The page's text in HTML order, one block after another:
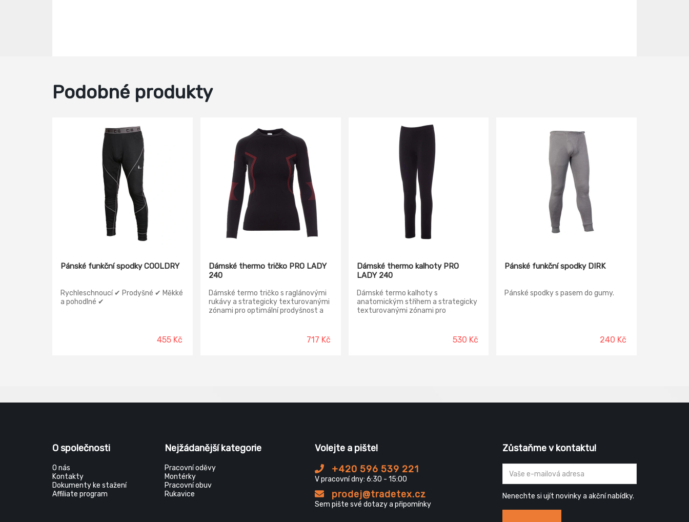
Podobné produkty
Pánské funkční spodky COOLDRY
Rychleschnoucí ✔ Prodyšné ✔ Měkké
a pohodlné ✔
455 Kč
Dámské thermo tričko PRO LADY
240
Dámské termo tričko s raglánovými
rukávy a strategicky texturovanými
zónami pro optimální prodyšnost a
717 Kč
Dámské thermo kalhoty PRO
LADY 240
Dámské termo kalhoty s
anatomickým střihem a strategicky
texturovanými zónami pro
530 Kč
Pánské funkční spodky DIRK
Pánské spodky s pasem do gumy.
240 Kč
O společnosti
O nás
Kontakty
Dokumenty ke stažení
Affiliate program
Nejžádanější kategorie
Pracovní oděvy
Montérky
Pracovní obuv
Rukavice
Volejte a pište!
+420 596 539 221
V pracovní dny: 6:30 - 15:00
prodej@tradetex.cz
Sem pište své dotazy a připomínky
Zůstaňme v kontaktu!
Nenechte si ujít novinky a akční nabídky.